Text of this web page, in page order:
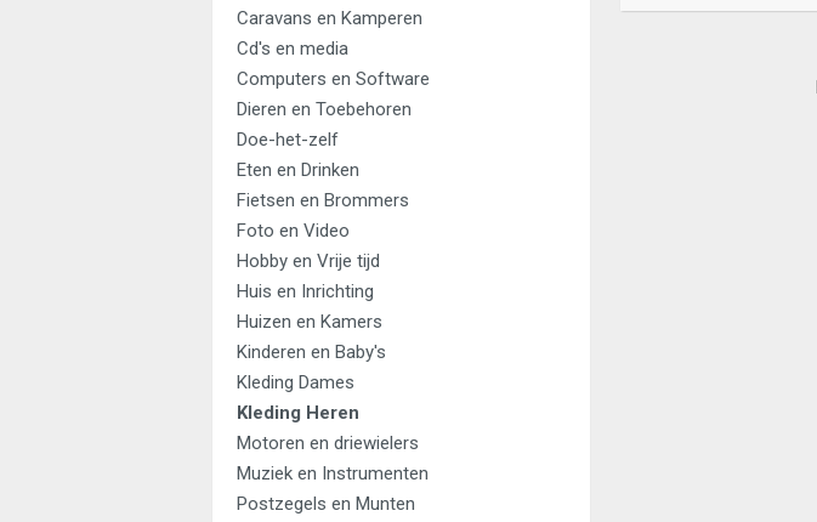
Caravans en Kamperen
Cd's en media
Computers en Software
Dieren en Toebehoren
Doe-het-zelf
Eten en Drinken
Fietsen en Brommers
Foto en Video
Hobby en Vrije tijd
Huis en Inrichting
Huizen en Kamers
Kinderen en Baby's
Kleding Dames
Kleding Heren
Motoren en driewielers
Muziek en Instrumenten
Postzegels en Munten